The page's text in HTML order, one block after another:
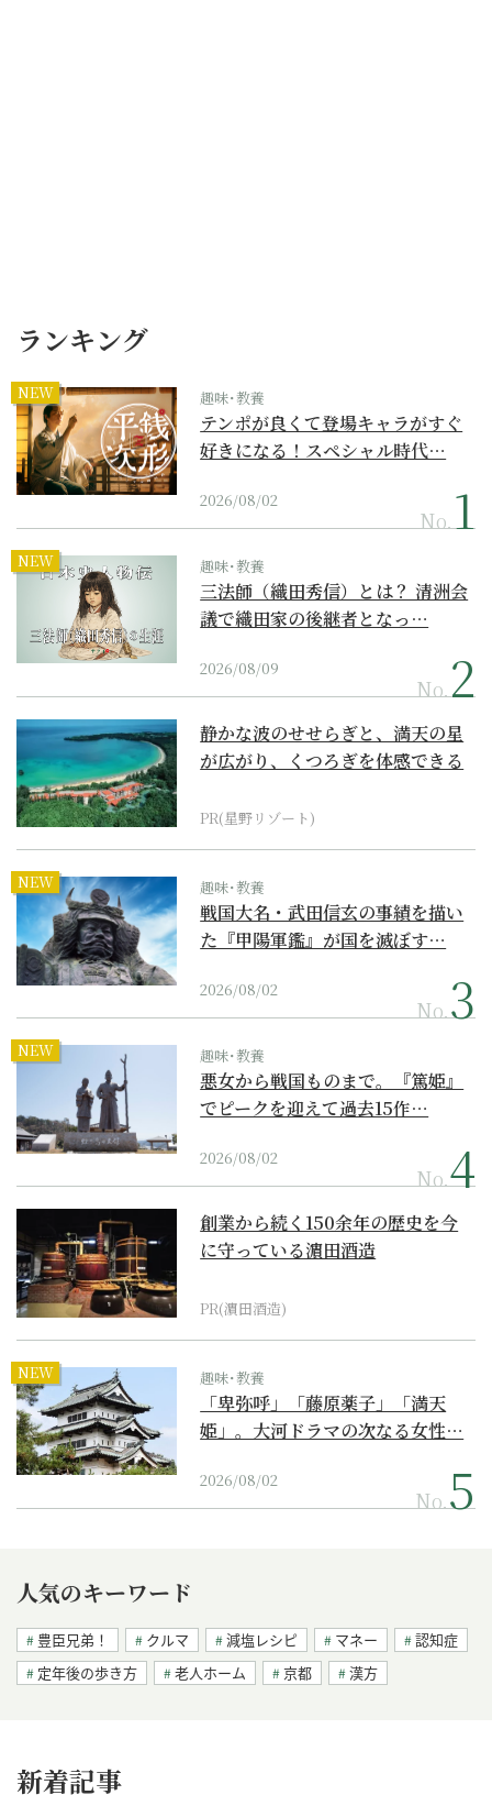
ランキング
NEW 趣味･教養
テンポが良くて登場キャラがすぐ
好きになる！スペシャル時代…
2026/08/02
No.
NEW 趣味･教養
三法師（織田秀信）とは？ 清洲会
議で織田家の後継者となっ…
2026/08/09
No.
静かな波のせせらぎと、満天の星
が広がり、くつろぎを体感できる
PR(星野リゾート)
NEW 趣味･教養
戦国大名・武田信玄の事績を描い
た『甲陽軍鑑』が国を滅ぼす…
2026/08/02
No.
NEW 趣味･教養
悪女から戦国ものまで。『篤姫』
でピークを迎えて過去15作…
2026/08/02
No.
創業から続く150余年の歴史を今
に守っている濵田酒造
PR(濵田酒造)
NEW 趣味･教養
「卑弥呼」「藤原薬子」「満天
姫」。大河ドラマの次なる女性…
2026/08/02
No.
人気のキーワード
豊臣兄弟！ クルマ 減塩レシピ マネー
認知症
定年後の歩き方
老人ホーム 京都 漢方
新着記事